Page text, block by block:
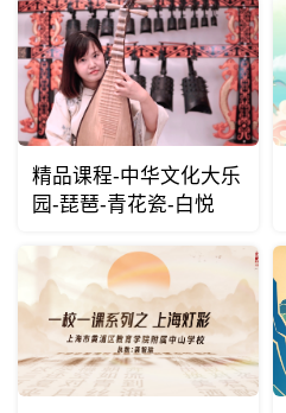
精品课程-中华文化大乐
园-琵琶-青花瓷-白悦